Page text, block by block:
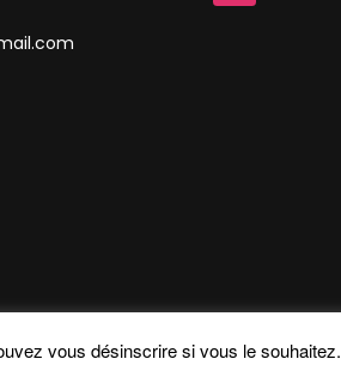
vous désinscrire si vous le souhaitez.